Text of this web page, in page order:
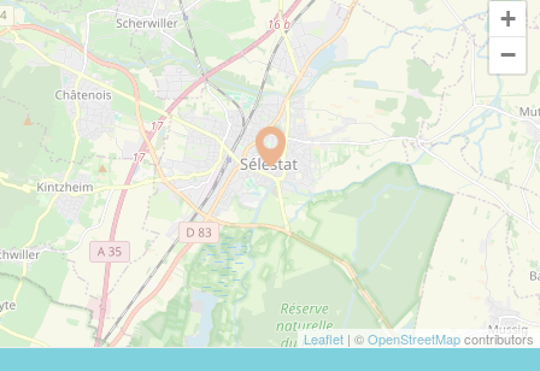
+
−
Leaflet | ©OpenStreetMapcontributors